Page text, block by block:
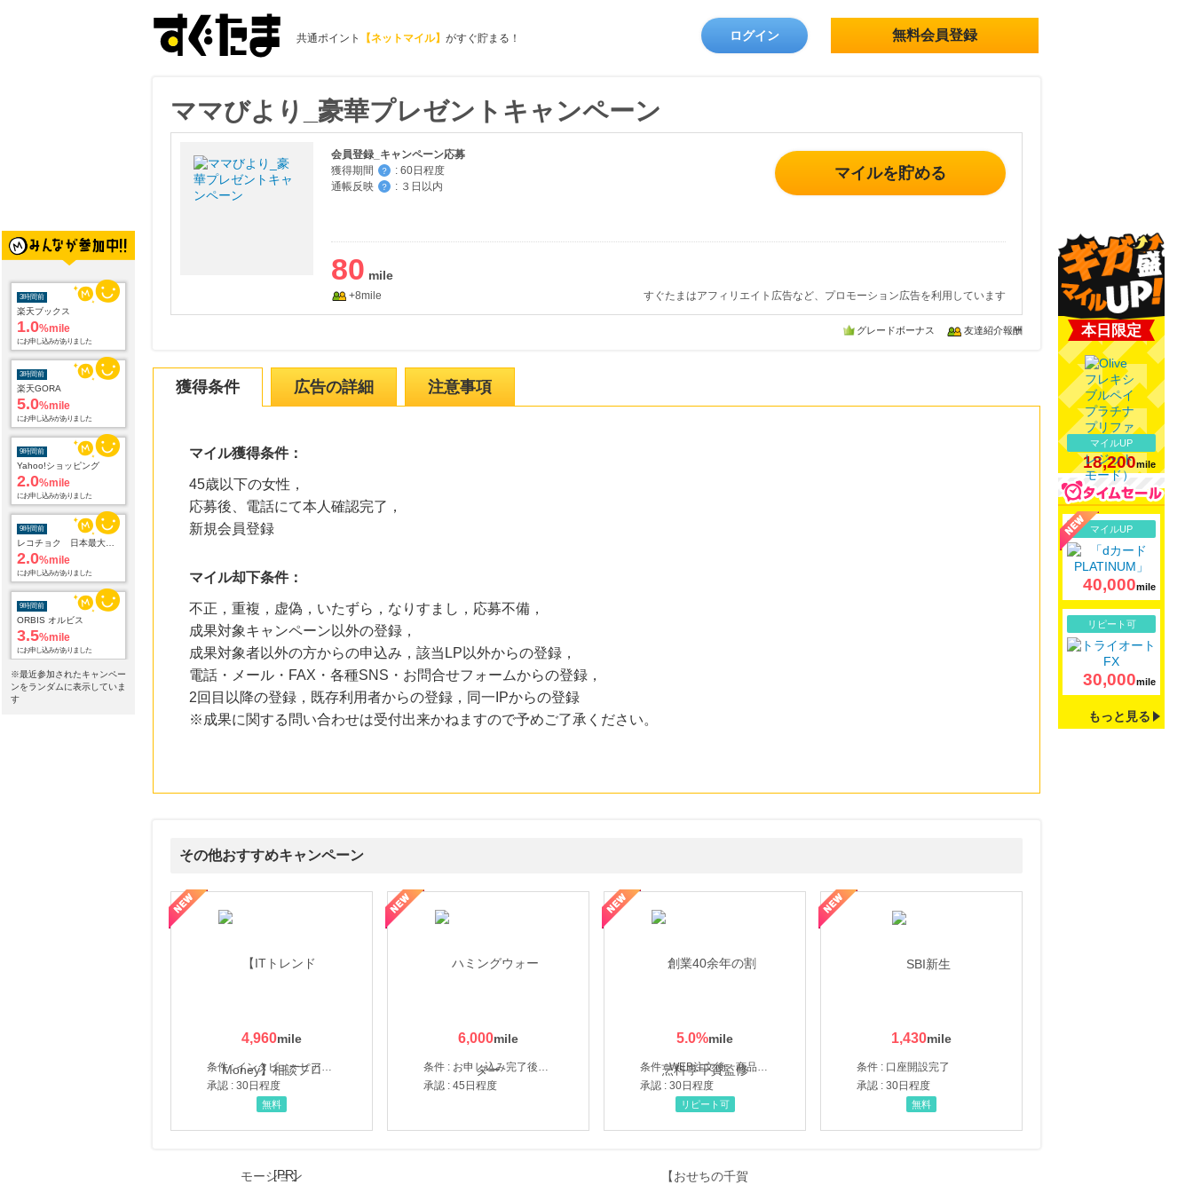
共通ポイント 【ネットマイル】 がすぐ貯まる！ ログイン 無料会員登録
3時間前
楽天ブックス
1.0%mile
にお申し込みがありました
3時間前
楽天GORA
5.0%mile
にお申し込みがありました
9時間前
Yahoo!ショッピング
2.0%mile
にお申し込みがありました
9時間前
2.0%mile
にお申し込みがありました
9時間前
ORBIS オルビス
3.5%mile
にお申し込みがありました
9時間前
Hotels.comホテル予約
※最近参加されたキャンペー
ンをランダムに表示していま
す
ママびより_豪華プレゼントキャンペーン
会員登録_キャンペーン応募
獲得期間
？ : 60日程度
通帳反映
？ : ３日以内
マイルを貯める
80
+8mile すぐたまはアフィリエイト広告など、プロモーション広告を利用しています
グレードボーナス 友達紹介報酬
獲得条件 広告の詳細 注意事項
マイル獲得条件：
45歳以下の女性，
応募後、電話にて本人確認完了，
新規会員登録
マイル却下条件：
不正，重複，虚偽，いたずら，なりすまし，応募不備，
成果対象キャンペーン以外の登録，
成果対象者以外の方からの申込み，該当LP以外からの登録，
電話・メール・FAX・各種SNS・お問合せフォームからの登録，
2回目以降の登録，既存利用者からの登録，同一IPからの登録
※成果に関する問い合わせは受付出来かねますので予めご了承ください。
その他おすすめキャンペーン
4,960
条件 : インタビューヒアリング完了
承認 : 30日程度
無料
6,000
条件 : お申し込み完了後、決済登録完了と1ヶ月以内のサーバー初回設置。
承認 : 45日程度
5.0%
条件 : WEB注文後、商品受け取り+入金確認時点
承認 : 30日程度
創業40余年の割烹料亭千賀監修【おせちの千賀屋】おもてなし参道本店
リピート可
1,430
条件 : 口座開設完了
承認 : 30日程度
SBI新生銀行「口座開設」
無料
本日限定
マイルUP
18,200mile
マイルUP
40,000mile
リピート可
30,000mile
もっと見る
[PR]